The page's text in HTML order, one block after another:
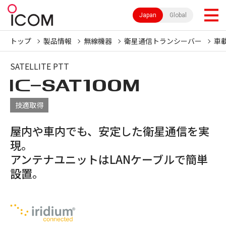
Japan Global
トップ 製品情報 無線機器 衛星通信トランシーバー 車
SATELLITE PTT
IC-SAT100M
技適取得
屋内や車内でも、安定した衛星通信を実
現。
アンテナユニットはLANケーブルで簡単
設置。